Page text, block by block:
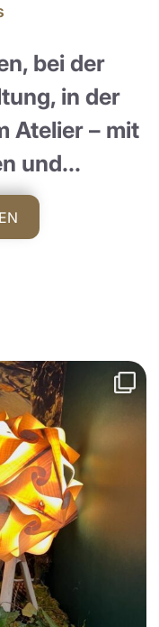
bei der
in der
Atelier – mit
und…